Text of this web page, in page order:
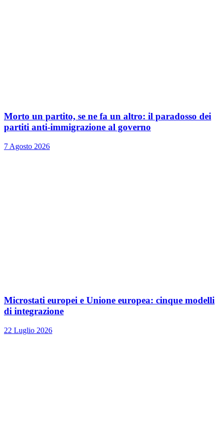
Morto un partito, se ne fa un altro: il paradosso dei
partiti anti-immigrazione al governo
7 Agosto 2026
Microstati europei e Unione europea: cinque modelli
di integrazione
22 Luglio 2026